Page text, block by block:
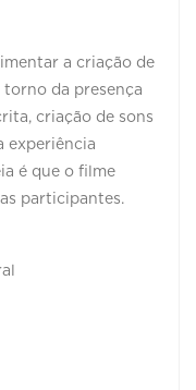
a criação de
torno da presença
criação de sons
experiência
é que o filme
participantes.